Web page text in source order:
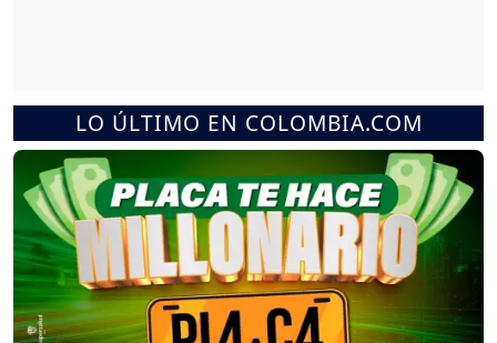
LO ÚLTIMO EN COLOMBIA.COM